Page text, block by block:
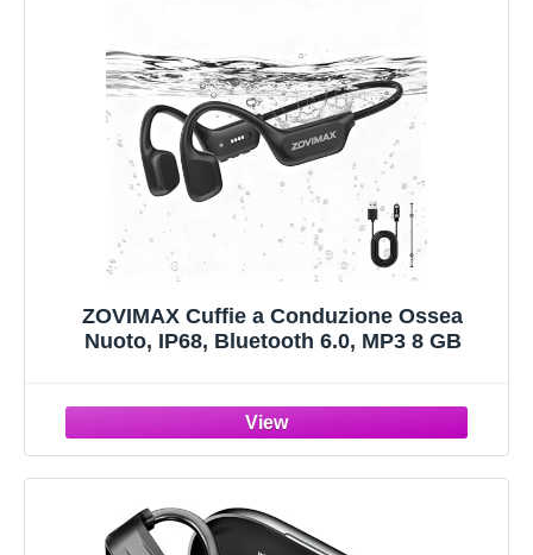
ZOVIMAX Cuffie a Conduzione Ossea
Nuoto, IP68, Bluetooth 6.0, MP3 8 GB